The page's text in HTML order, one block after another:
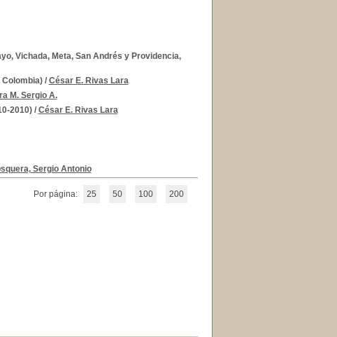
Vichada, Meta, San Andrés y Providencia,
/ César E. Rivas Lara
M. Sergio A.
2010)/ César E. Rivas Lara
Sergio Antonio
Por página: 25 50 100 200